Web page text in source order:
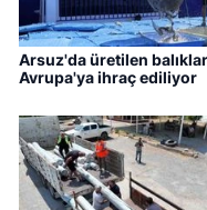
Arsuz'da üretilen balıklar
Avrupa'ya ihraç ediliyor